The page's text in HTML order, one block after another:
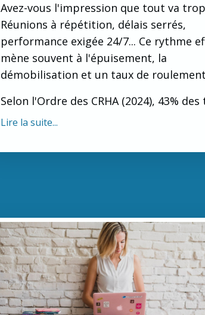
Avez-vous l'impression que tout va
Réunions à répétition, délais serrés,
performance exigée 24/7... Ce rythme
mène souvent à l'épuisement, la
démobilisation et un taux de
Selon l'Ordre des CRHA (2024), 43% des
Lire la suite...